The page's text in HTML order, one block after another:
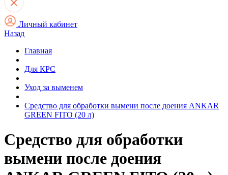
Личный кабинет
Назад
Главная
Для КРС
Уход за выменем
Средство для обработки вымени после доения ANKAR
GREEN FITO (20 л)
Средство для обработки
вымени после доения